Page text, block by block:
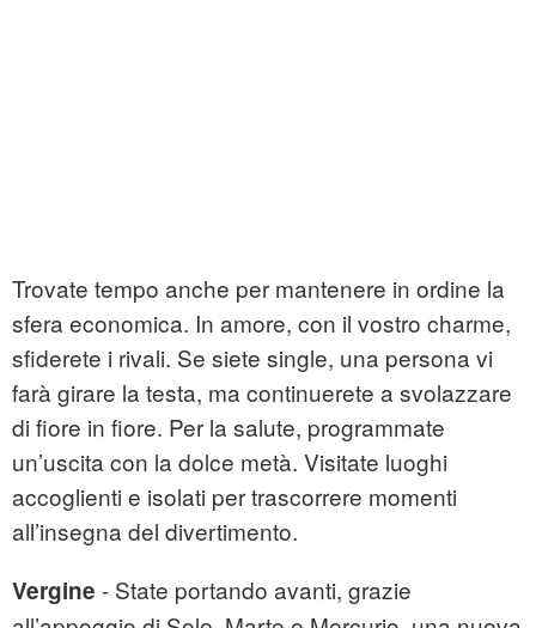
Trovate tempo anche per mantenere in ordine la
sfera economica. In amore, con il vostro charme,
sfiderete i rivali. Se siete single, una persona vi
farà girare la testa, ma continuerete a svolazzare
di fiore in fiore. Per la salute, programmate
un’uscita con la dolce metà. Visitate luoghi
accoglienti e isolati per trascorrere momenti
all’insegna del divertimento.
Vergine - State portando avanti, grazie